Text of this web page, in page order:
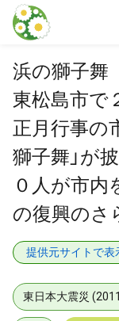
本文に飛ぶ
浜の獅子舞
東松島市で
正月行事の
獅子舞」が
０人が市内
の復興のさ
提供元サイトで表
東日本大震災